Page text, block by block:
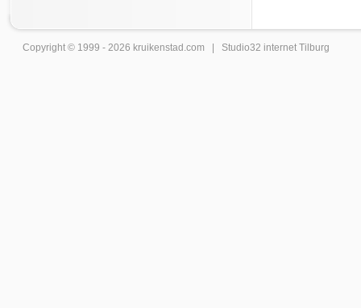
Copyright © 1999 - 2026 kruikenstad .com | Studio32 internet Tilburg